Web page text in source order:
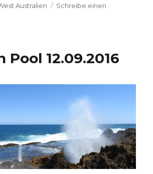
Australien
Schreibe einen
Pool 12.09.2016